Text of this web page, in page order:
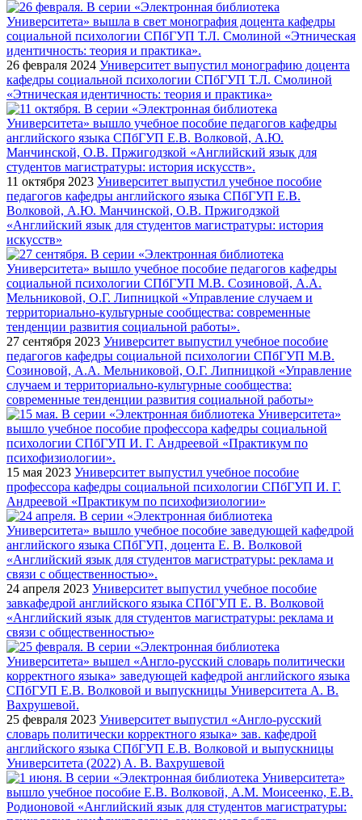
26 февраля 2024 Университет выпустил монографию доцента
кафедры социальной психологии СПбГУП Т.Л. Смолиной
«Этническая идентичность: теория и практика»
11 октября 2023 Университет выпустил учебное пособие
педагогов кафедры английского языка СПбГУП Е.В.
Волковой, А.Ю. Манчинской, О.В. Пржигодзкой
«Английский язык для студентов магистратуры: история
искусств»
27 сентября 2023 Университет выпустил учебное пособие
педагогов кафедры социальной психологии СПбГУП М.В.
Созиновой, А.А. Мельниковой, О.Г. Липницкой «Управление
случаем и территориально-культурные сообщества:
современные тенденции развития социальной работы»
15 мая 2023 Университет выпустил учебное пособие
профессора кафедры социальной психологии СПбГУП И. Г.
Андреевой «Практикум по психофизиологии»
24 апреля 2023 Университет выпустил учебное пособие
завкафедрой английского языка СПбГУП Е. В. Волковой
«Английский язык для студентов магистратуры: реклама и
связи с общественностью»
25 февраля 2023 Университет выпустил «Англо-русский
словарь политически корректного языка» зав. кафедрой
английского языка СПбГУП Е.В. Волковой и выпускницы
Университета (2022) А. В. Вахрушевой